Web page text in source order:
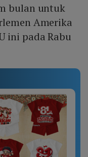
bulan untuk
Amerika
ini pada Rabu